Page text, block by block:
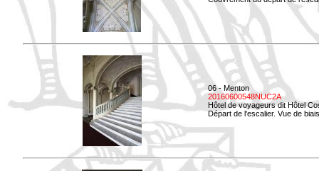
06 - Menton
20160600548NUC2A
Hôtel de voyageurs dit Hôtel
Départ de l'escalier. Vue de